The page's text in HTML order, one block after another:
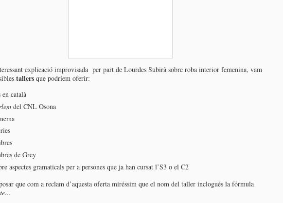
explicació improvisada per part de Lourdes Subirà sobre roba interior femenina, vam
tallers que podríem oferir:
català
del CNL Osona
de Grey
aspectes gramaticals per a persones que ja han cursat l’S3 o el C2
que com a reclam d’aquesta oferta miréssim que el nom del taller inclogués la fórmula